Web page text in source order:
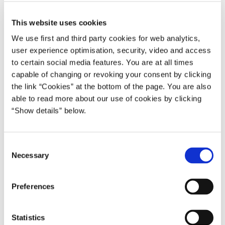
This website uses cookies
We use first and third party cookies for web analytics,
user experience optimisation, security, video and access
to certain social media features. You are at all times
capable of changing or revoking your consent by clicking
the link “Cookies” at the bottom of the page. You are also
able to read more about our use of cookies by clicking
“Show details” below.
Necessary
Preferences
Statistics
takke arbejdsgruppen for deres arbejde. Men arbejdet er
ikke slut endnu. Nu skal anbefalingerne bredes ud i hele
pensionsbranchen, så de får den ønskede effekt, og det er
en udvikling, vi i ministeriet vil følge nøje.”
Arbejdsgruppen til sikring af hvilende pensioner blev
nedsat af den tidligere S-R-SF regering. Opgaven lød på
lettere at samle hvilende pensioner og overføre dem til
Beskæftigelsesministeriet vil i samarbejde med
pensionsbranchen iværksætter de anbefalede tiltag.